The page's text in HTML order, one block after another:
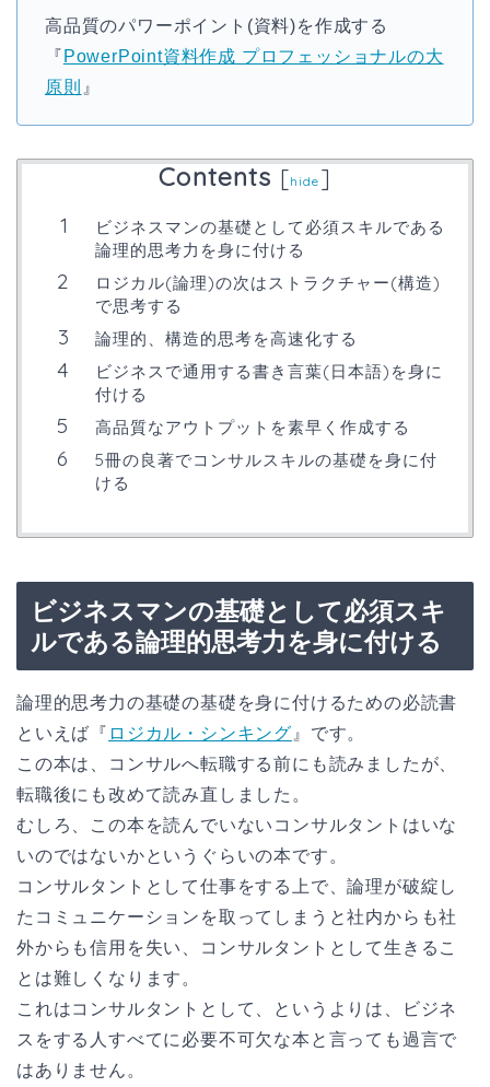
高品質のパワーポイント(資料)を作成する
『 PowerPoint資料作成 プロフェッショナルの大
原則 』
Contents [hide ]
ビジネスマンの基礎として必須スキルである
論理的思考力を身に付ける
ロジカル(論理)の次はストラクチャー(構造)
で思考する
論理的、構造的思考を高速化する
ビジネスで通用する書き言葉(日本語)を身に
付ける
高品質なアウトプットを素早く作成する
5冊の良著でコンサルスキルの基礎を身に付
ける
ビジネスマンの基礎として必須スキ
ルである論理的思考力を身に付ける
論理的思考力の基礎の基礎を身に付けるための必読書
といえば『 ロジカル・シンキング 』です。
この本は、コンサルへ転職する前にも読みましたが、
転職後にも改めて読み直しました。
むしろ、この本を読んでいないコンサルタントはいな
いのではないかというぐらいの本です。
コンサルタントとして仕事をする上で、論理が破綻し
たコミュニケーションを取ってしまうと社内からも社
外からも信用を失い、コンサルタントとして生きるこ
とは難しくなります。
これはコンサルタントとして、というよりは、ビジネ
スをする人すべてに必要不可欠な本と言っても過言で
はありません。